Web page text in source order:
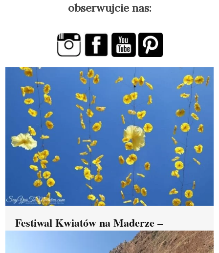
obserwujcie nas:
Festiwal Kwiatów na Maderze –
fotorelacja 2019